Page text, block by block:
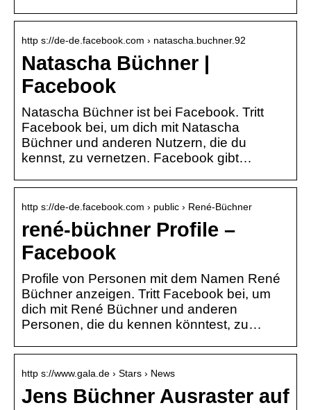
http s://de-de.facebook.com › natascha.buchner.92
Natascha Büchner |
Facebook
Natascha Büchner ist bei Facebook. Tritt
Facebook bei, um dich mit Natascha
Büchner und anderen Nutzern, die du
kennst, zu vernetzen. Facebook gibt…
http s://de-de.facebook.com › public › René-Büchner
rené-büchner Profile –
Facebook
Profile von Personen mit dem Namen René
Büchner anzeigen. Tritt Facebook bei, um
dich mit René Büchner und anderen
Personen, die du kennen könntest, zu…
http s://www.gala.de › Stars › News
Jens Büchner Ausraster auf